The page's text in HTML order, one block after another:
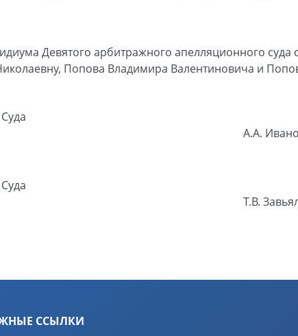
Девятого арбитражного апелляционного суда
Попова Владимира Валентиновича и
А.А.
Т.В.
ССЫЛКИ